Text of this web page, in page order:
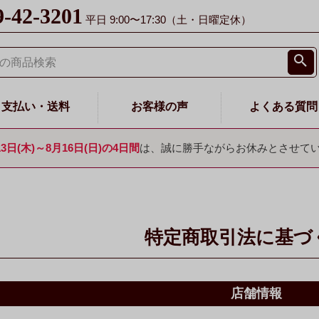
42-3201 平日 9:00〜17:30（土・日曜定休）
支払い・送料 お客様の声 よくある質問
日(木)～8月16日(日)の4日間は、誠に勝手ながらお休みとさせて
特定商取引法に基づ
店舗情報